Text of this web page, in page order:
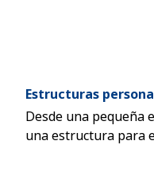
Estructuras
Desde una pequeña
una estructura para